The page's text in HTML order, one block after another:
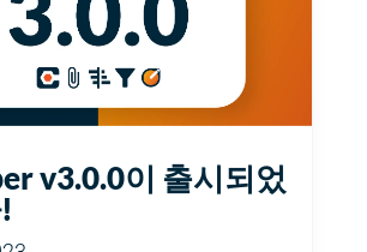
v3.0.0이 출시되었